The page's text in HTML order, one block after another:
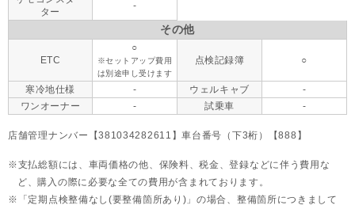
ター
-
その他
ETC
○
※セットアップ費用
は別途申し受けます
点検記録簿 ○
寒冷地仕様 - ウェルキャブ
-
ワンオーナー
- 試乗車 -
店舗管理ナンバー【381034282611】車台番号（下3桁）【888】
支払総額には、車両価格の他、保険料、税金、登録などに伴う費用な
ど、購入の際に必要な全ての費用が含まれております。
「定期点検整備なし(要整備箇所あり)」の場合、整備箇所につきまして